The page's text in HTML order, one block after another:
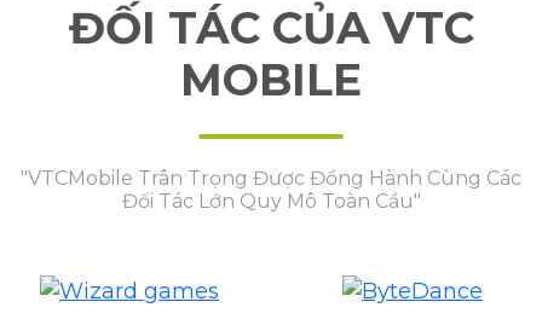
ĐỐI TÁC CỦA VTC
MOBILE
"VTCMobile Trân Trọng Được Đồng Hành Cùng Các
Đối Tác Lớn Quy Mô Toàn Cầu"